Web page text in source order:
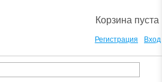
Корзина пуста
Регистрация Вход